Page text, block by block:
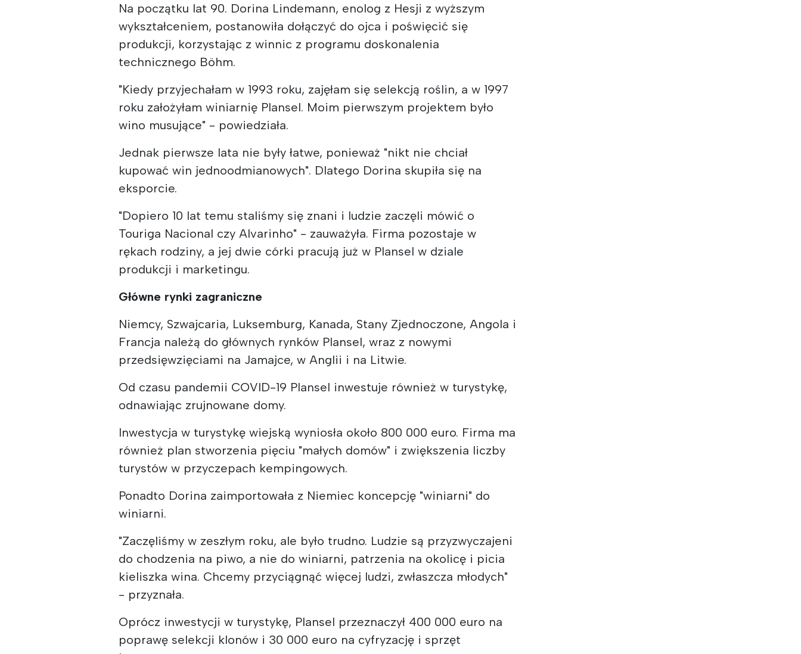
Na początku lat 90. Dorina Lindemann, enolog z Hesji z wyższym
wykształceniem, postanowiła dołączyć do ojca i poświęcić się
produkcji, korzystając z winnic z programu doskonalenia
technicznego Böhm.
"Kiedy przyjechałam w 1993 roku, zajęłam się selekcją roślin, a w 1997
roku założyłam winiarnię Plansel. Moim pierwszym projektem było
wino musujące" - powiedziała.
Jednak pierwsze lata nie były łatwe, ponieważ "nikt nie chciał
kupować win jednoodmianowych". Dlatego Dorina skupiła się na
eksporcie.
"Dopiero 10 lat temu staliśmy się znani i ludzie zaczęli mówić o
Touriga Nacional czy Alvarinho" - zauważyła. Firma pozostaje w
rękach rodziny, a jej dwie córki pracują już w Plansel w dziale
produkcji i marketingu.
Główne rynki zagraniczne
Niemcy, Szwajcaria, Luksemburg, Kanada, Stany Zjednoczone, Angola i
Francja należą do głównych rynków Plansel, wraz z nowymi
przedsięwzięciami na Jamajce, w Anglii i na Litwie.
Od czasu pandemii COVID-19 Plansel inwestuje również w turystykę,
odnawiając zrujnowane domy.
Inwestycja w turystykę wiejską wyniosła około 800 000 euro. Firma ma
również plan stworzenia pięciu "małych domów" i zwiększenia liczby
turystów w przyczepach kempingowych.
Ponadto Dorina zaimportowała z Niemiec koncepcję "winiarni" do
winiarni.
"Zaczęliśmy w zeszłym roku, ale było trudno. Ludzie są przyzwyczajeni
do chodzenia na piwo, a nie do winiarni, patrzenia na okolicę i picia
kieliszka wina. Chcemy przyciągnąć więcej ludzi, zwłaszcza młodych"
- przyznała.
Oprócz inwestycji w turystykę, Plansel przeznaczył 400 000 euro na
poprawę selekcji klonów i 30 000 euro na cyfryzację i sprzęt